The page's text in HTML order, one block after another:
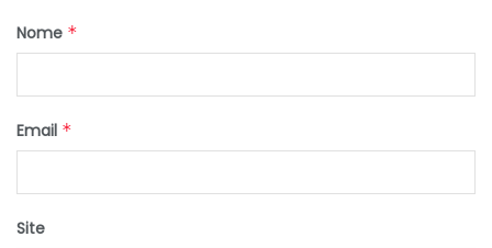
Nome *
Email *
Site